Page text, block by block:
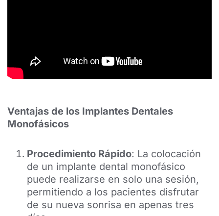
Ventajas de los Implantes Dentales
Monofásicos
Procedimiento Rápido: La colocación
de un implante dental monofásico
puede realizarse en solo una sesión,
permitiendo a los pacientes disfrutar
de su nueva sonrisa en apenas tres